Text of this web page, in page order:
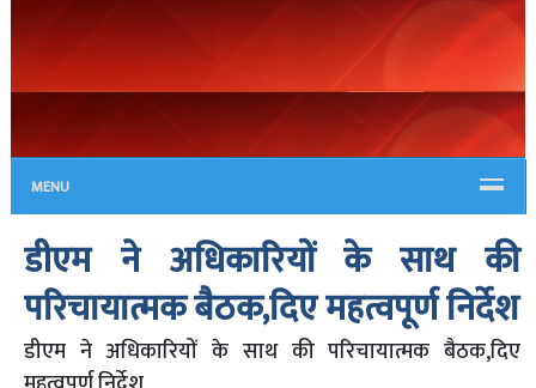
MENU
डीएम ने अधिकारियों के साथ की
परिचायात्मक बैठक,दिए महत्वपूर्ण निर्देश
डीएम ने अधिकारियों के साथ की परिचायात्मक बैठक,दिए